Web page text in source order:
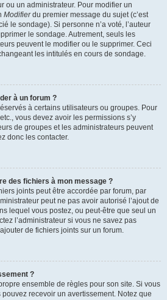
ou un administrateur. Pour modifier un
Modifierdu premier message du sujet (c’est
le sondage). Si personne n’a voté, l’auteur
le sondage. Autrement, seuls les
peuvent le modifier ou le supprimer. Ceci
les intitulés en cours de sondage.
à un forum ?
à certains utilisateurs ou groupes. Pour
vous devez avoir les permissions s’y
de groupes et les administrateurs peuvent
donc les contacter.
des fichiers à mon message ?
joints peut être accordée par forum, par
peut ne pas avoir autorisé l’ajout de
lequel vous postez, ou peut-être que seul un
l’administrateur si vous ne savez pas
de fichiers joints sur un forum.
?
ensemble de règles pour son site. Si vous
recevoir un avertissement. Notez que